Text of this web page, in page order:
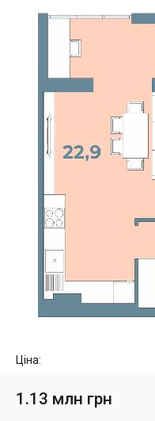
Ціна:
1.13 млн грн